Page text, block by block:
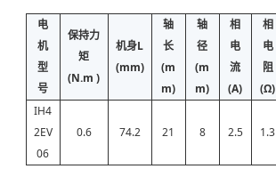
电
机
型
号
保持力
矩
(N.m )
机身L
(mm)
轴
长
(m
m)
轴
径
(m
m)
相
电
流
(A)
相
电
阻
(Ω)
IH4
2EV
06
0.6 74.2 21 8 2.5 1.3